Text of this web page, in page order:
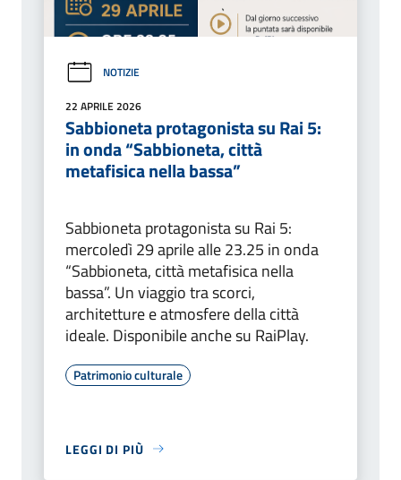
NOTIZIE
22 APRILE 2026
Sabbioneta protagonista su Rai 5:
in onda “Sabbioneta, città
metafisica nella bassa”
Sabbioneta protagonista su Rai 5:
mercoledì 29 aprile alle 23.25 in onda
“Sabbioneta, città metafisica nella
bassa”. Un viaggio tra scorci,
architetture e atmosfere della città
ideale. Disponibile anche su RaiPlay.
Patrimonio culturale
LEGGI DI PIÙ